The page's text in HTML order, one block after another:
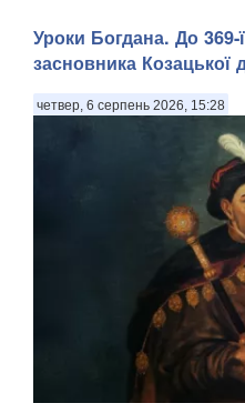
Уроки Богдана. До 369-
засновника Козацької
четвер, 6 серпень 2026, 15:28